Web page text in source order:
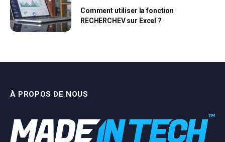
Comment utiliser la fonction
RECHERCHEV sur Excel ?
À PROPOS DE NOUS